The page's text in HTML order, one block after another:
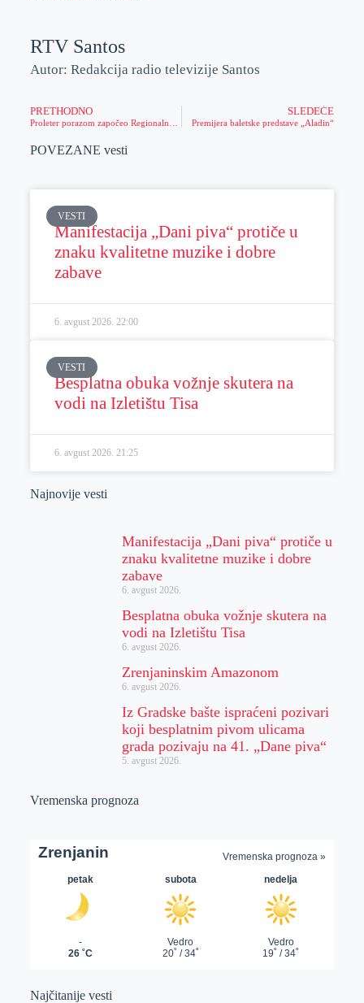
RTV Santos
Autor: Redakcija radio televizije Santos
PRETHODNO SLEDEĆE
Premijera baletske predstave „Aladin“
POVEZANE vesti
VESTI
Manifestacija „Dani piva“ protiče u
znaku kvalitetne muzike i dobre
zabave
6. avgust 2026. 22:00
VESTI
Besplatna obuka vožnje skutera na
vodi na Izletištu Tisa
6. avgust 2026. 21:25
Najnovije vesti
Manifestacija „Dani piva“ protiče u
znaku kvalitetne muzike i dobre
zabave
6. avgust 2026.
Besplatna obuka vožnje skutera na
vodi na Izletištu Tisa
6. avgust 2026.
Zrenjaninskim Amazonom
6. avgust 2026.
Iz Gradske bašte ispraćeni pozivari
koji besplatnim pivom ulicama
grada pozivaju na 41. „Dane piva“
5. avgust 2026.
Vremenska prognoza
Najčitanije vesti